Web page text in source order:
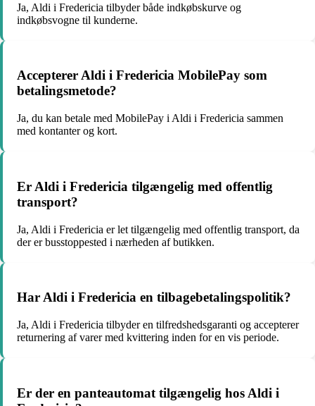
Ja, Aldi i Fredericia tilbyder både indkøbskurve og
indkøbsvogne til kunderne.
Accepterer Aldi i Fredericia MobilePay som
betalingsmetode?
Ja, du kan betale med MobilePay i Aldi i Fredericia sammen
med kontanter og kort.
Er Aldi i Fredericia tilgængelig med offentlig
transport?
Ja, Aldi i Fredericia er let tilgængelig med offentlig transport, da
der er busstoppested i nærheden af butikken.
Har Aldi i Fredericia en tilbagebetalingspolitik?
Ja, Aldi i Fredericia tilbyder en tilfredshedsgaranti og accepterer
returnering af varer med kvittering inden for en vis periode.
Er der en panteautomat tilgængelig hos Aldi i